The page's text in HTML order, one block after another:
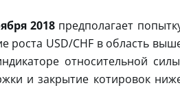
2018предполагает
роста USD/CHF в область
относительной
и закрытие котировок